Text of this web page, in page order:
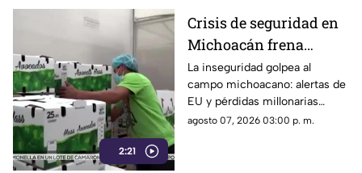
2:21
Crisis de seguridad en
Michoacán frena
exportación de
aguacate y deja
pérdidas millonarias
La inseguridad golpea al
campo michoacano: alertas de
EU y pérdidas millonarias
afectan la exportación de
agosto 07, 2026 03:00 p. m.